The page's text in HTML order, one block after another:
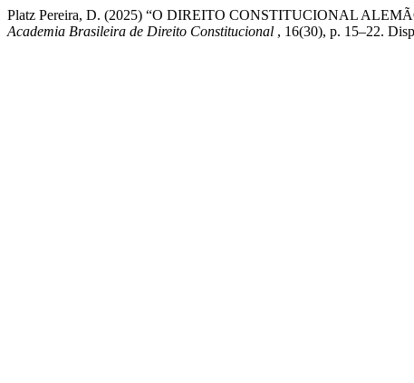
Platz Pereira, D. (2025) “O DIREITO CONSTITUCIONAL
Academia Brasileira de Direito Constitucional , 16(30), p. 15–22.